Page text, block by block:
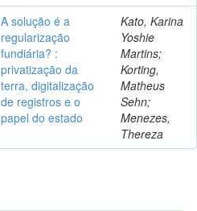
A solução é a
regularização
fundiária? :
privatização da
terra, digitalização
de registros e o
papel do estado
Kato, Karina
Yoshie
Martins;
Korting,
Matheus
Sehn;
Menezes,
Thereza